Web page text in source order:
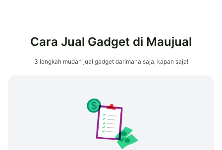
Cara Jual Gadget di Maujual
3 langkah mudah jual gadget darimana saja, kapan saja!